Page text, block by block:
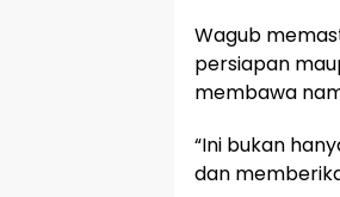
Wagub
persiapan
membawa
“Ini bukan
dan